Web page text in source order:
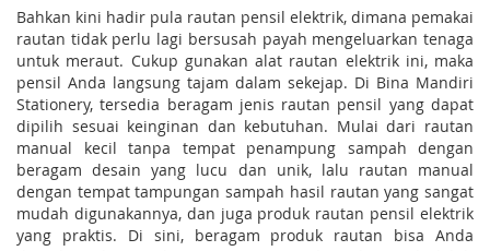
Bahkan kini hadir pula rautan pensil elektrik, dimana pemakai
rautan tidak perlu lagi bersusah payah mengeluarkan tenaga
untuk meraut. Cukup gunakan alat rautan elektrik ini, maka
pensil Anda langsung tajam dalam sekejap. Di Bina Mandiri
Stationery, tersedia beragam jenis rautan pensil yang dapat
dipilih sesuai keinginan dan kebutuhan. Mulai dari rautan
manual kecil tanpa tempat penampung sampah dengan
beragam desain yang lucu dan unik, lalu rautan manual
dengan tempat tampungan sampah hasil rautan yang sangat
mudah digunakannya, dan juga produk rautan pensil elektrik
yang praktis. Di sini, beragam produk rautan bisa Anda